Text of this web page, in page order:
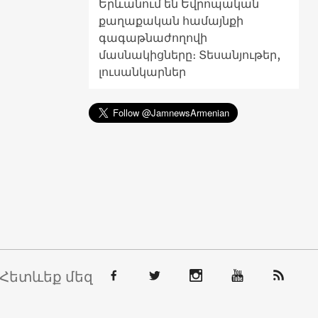
Երևանում են Եվրոպական
քաղաքական համայնքի
գագաթնաժողովի
մասնակիցները։ Տեսանյութեր,
լուսանկարներ
Հետևեք մեզ